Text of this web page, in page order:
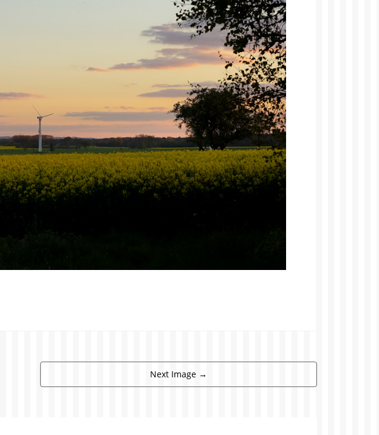
Next Image →